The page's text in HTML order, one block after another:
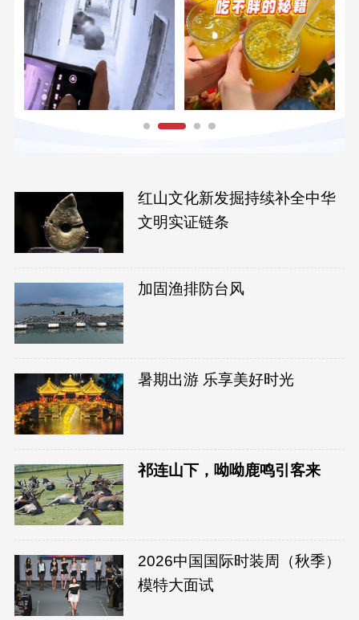
红山文化新发掘持续补全中华
文明实证链条
加固渔排防台风
暑期出游 乐享美好时光
祁连山下，呦呦鹿鸣引客来
2026中国国际时装周（秋季）
模特大面试